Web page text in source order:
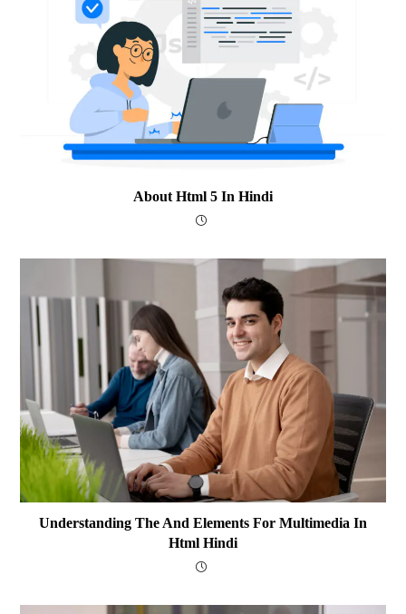
About Html 5 In Hindi
Understanding The And Elements For Multimedia In
Html Hindi